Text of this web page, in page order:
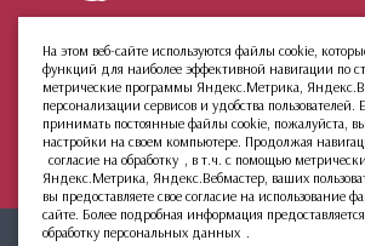
О палате
Новости
Услуги
Членство
Инфо
МКАС
Архив сайта
На этом веб-сайте используются файлы cookie,
функций для наиболее эффективной навигации по
метрические программы Яндекс.Метрика,
персонализации сервисов и удобства пользователей.
принимать постоянные файлы cookie, пожалуйста,
настройки на своем компьютере. Продолжая
согласие на обработку , в т.ч. с помощью
Яндекс.Метрика, Яндекс.Вебмастер, ваших
вы предоставляете свое согласие на использование
сайте. Более подробная информация
обработку персональных данных .